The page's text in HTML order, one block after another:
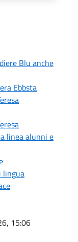
Blu anche
Ebbsta
linea alunni e
lingua
15:06